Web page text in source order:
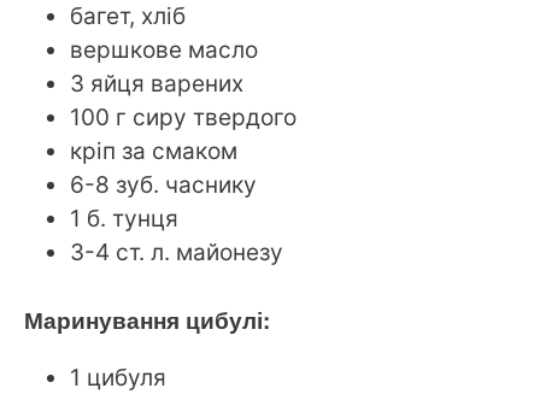
багет, хліб
вершкове масло
3 яйця варених
100 г сиру твердого
кріп за смаком
6-8 зуб. часнику
1 б. тунця
3-4 ст. л. майонезу
Маринування цибулі:
1 цибуля